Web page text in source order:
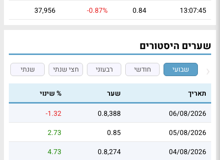
13:07:45
0.84
-0.87%
37,956
שערים היסטורים
שבועי חודשי רבעוני חצי שנתי שנתי
תאריך שער
% שינוי
06/08/2026
0.8,388
-1.32
05/08/2026
0.85
2.73
04/08/2026
0.8,274
4.73